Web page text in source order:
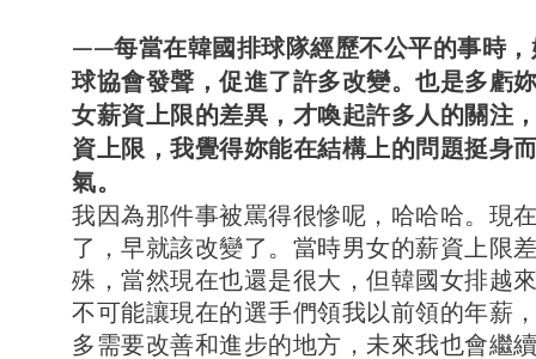
——每當在韓國排球隊經歷不公平的事時
球協會發聲，促進了許多改變。也是多虧
女薪資上限的差異，才喚起許多人的關注
資上限，我覺得妳能在結構上的問題挺身
氣。
我因為那件事被罵得很慘呢，哈哈哈。現
了，早就該改變了。當時男女的薪資上限
殊，當然現在也還是很大，但韓國女排越
不可能讓現在的選手們領我以前領的年薪
多需要改善和進步的地方，未來我也會繼